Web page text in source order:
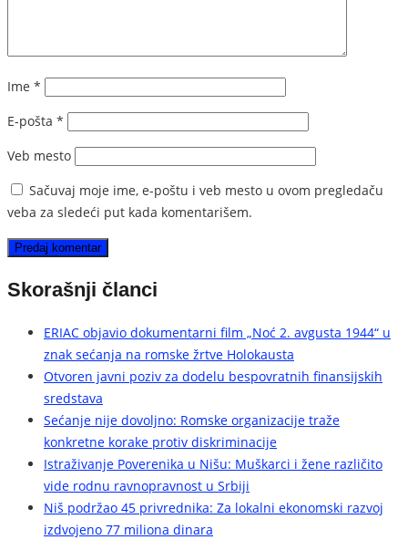
Ime *
E-pošta *
Veb mesto
Sačuvaj moje ime, e-poštu i veb mesto u ovom pregledaču
veba za sledeći put kada komentarišem.
Skorašnji članci
ERIAC objavio dokumentarni film „Noć 2. avgusta 1944“ u
znak sećanja na romske žrtve Holokausta
Otvoren javni poziv za dodelu bespovratnih finansijskih
sredstava
Sećanje nije dovoljno: Romske organizacije traže
konkretne korake protiv diskriminacije
Istraživanje Poverenika u Nišu: Muškarci i žene različito
vide rodnu ravnopravnost u Srbiji
Niš podržao 45 privrednika: Za lokalni ekonomski razvoj
izdvojeno 77 miliona dinara